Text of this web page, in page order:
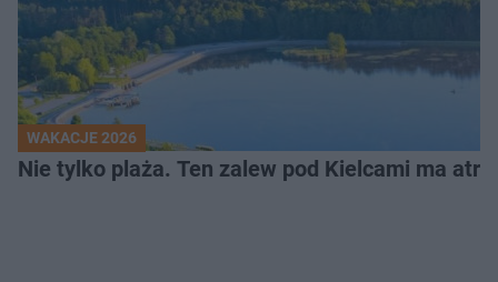
WAKACJE 2026
Nie tylko plaża. Ten zalew pod Kielcami ma